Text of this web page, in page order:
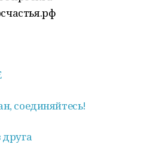
соединяйтесь!